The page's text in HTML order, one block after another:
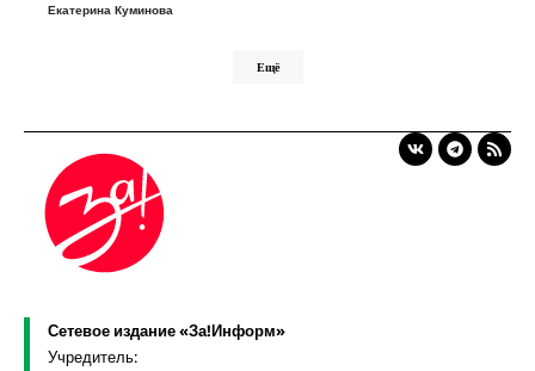
Екатерина Куминова
Ещё
Сетевое издание «За!Информ»
Учредитель: